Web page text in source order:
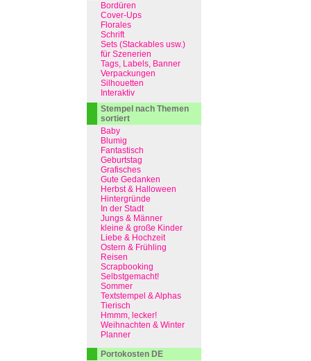
Bordüren
Cover-Ups
Florales
Schrift
Sets (Stackables usw.)
für Szenerien
Tags, Labels, Banner
Verpackungen
Silhouetten
Interaktiv
Stempel nach Themen
sortiert
Baby
Blumig
Fantastisch
Geburtstag
Grafisches
Gute Gedanken
Herbst & Halloween
Hintergründe
In der Stadt
Jungs & Männer
kleine & große Kinder
Liebe & Hochzeit
Ostern & Frühling
Reisen
Scrapbooking
Selbstgemacht!
Sommer
Textstempel & Alphas
Tierisch
Hmmm, lecker!
Weihnachten & Winter
Planner
Portokosten DE